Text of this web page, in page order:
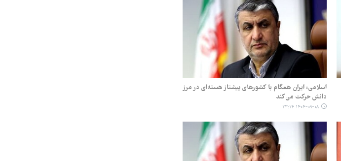
اسلامی: ایران همگام با کشورهای پیشتاز هسته‌ای در مرز
دانش حرکت می‌کند
۱۴۰۴-۰۹-۰۸ ۲۳:۱۴